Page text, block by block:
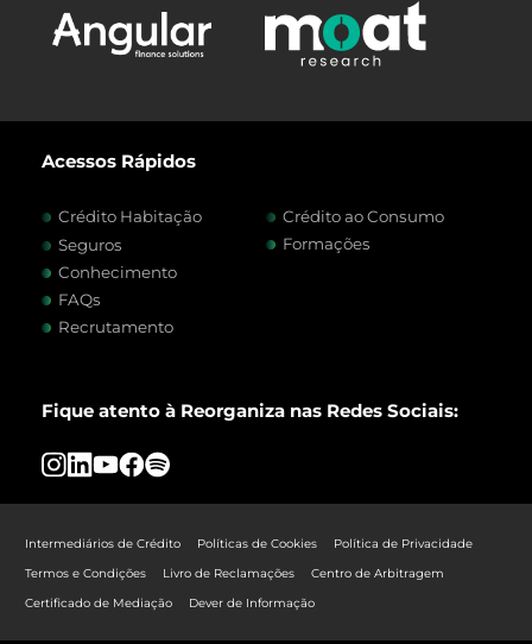
Acessos Rápidos
Crédito Habitação
Crédito ao Consumo
Seguros
Formações
Conhecimento
FAQs
Recrutamento
Fique atento à Reorganiza nas Redes Sociais:
Intermediários de Crédito Políticas de Cookies
Política de Privacidade
Termos e Condições
Livro de Reclamações
Centro de Arbitragem
Certificado de Mediação
Dever de Informação